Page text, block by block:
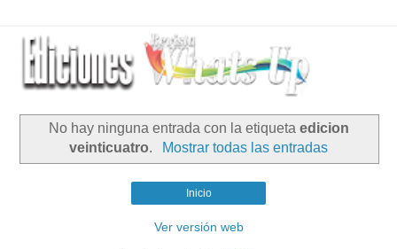
No hay ninguna entrada con la etiqueta edicion
veinticuatro. Mostrar todas las entradas
Inicio
Ver versión web